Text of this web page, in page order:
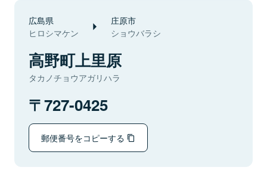
広島県
ヒロシマケン
庄原市
ショウバラシ
高野町上里原
タカノチョウアガリハラ
727-0425
郵便番号をコピーする